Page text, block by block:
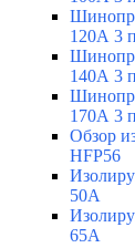
120А 3
140А 3
170А 3
Обзор
HFP56
50A
65A